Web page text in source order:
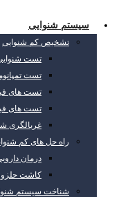
سیستم شنوایی
تشخیص کم شنوایی
تست شنوایی
تست
تست های
تست های
غربالگری
راه حل های کم
درمان
کاشت
شناخت سیستم